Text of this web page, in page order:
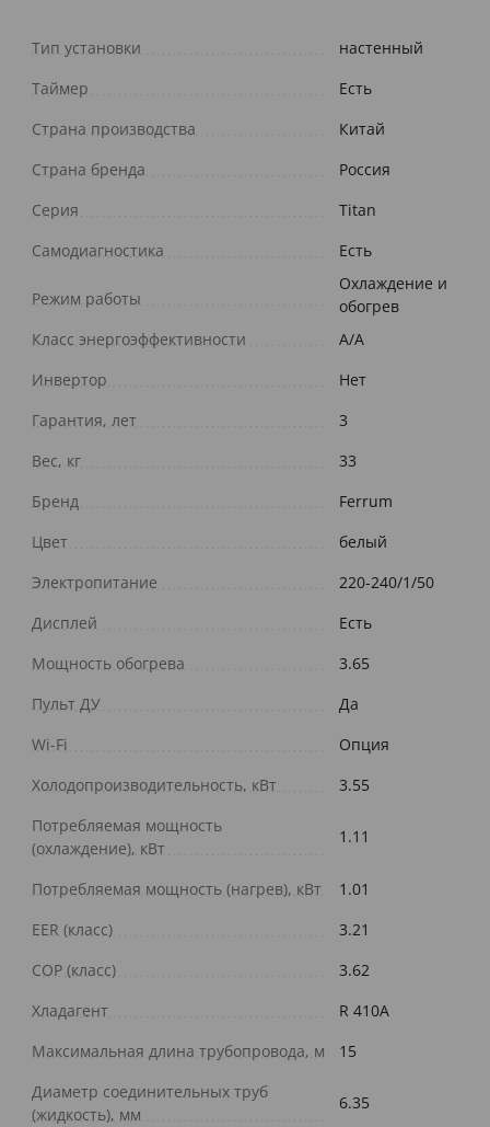
Тип установки
настенный
Таймер
Есть
Страна производства
Китай
Страна бренда
Россия
Серия
Titan
Самодиагностика
Есть
Режим работы
Охлаждение и
обогрев
Класс энергоэффективности
A/A
Инвертор
Нет
Гарантия, лет
3
Вес, кг
33
Бренд
Ferrum
Цвет
белый
Электропитание
220-240/1/50
Дисплей
Есть
Мощность обогрева
3.65
Пульт ДУ
Да
Wi-Fi
Опция
Холодопроизводительность, кВт
3.55
Потребляемая мощность
(охлаждение), кВт
1.11
Потребляемая мощность (нагрев), кВт
1.01
EER (класс)
3.21
COP (класс)
3.62
Хладагент
R 410A
Максимальная длина трубопровода, м
15
Диаметр соединительных труб
(жидкость), мм
6.35